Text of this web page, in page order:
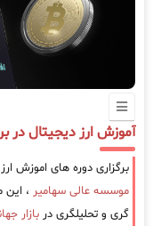
آموزش ارز دیجیتال در
برگزاری دوره های اموزش
موسسه عالی سهامیر ، این
گری و تحلیلگری در بازار